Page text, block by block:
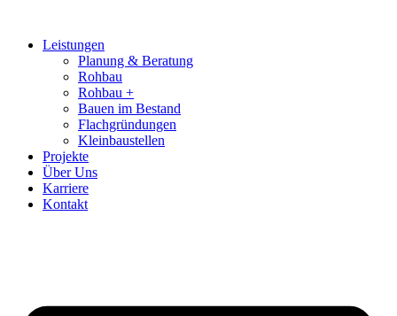
springenLeistungen
Planung & Beratung
Rohbau
Rohbau +
Bauen im Bestand
Flachgründungen
Kleinbaustellen
Projekte
Über Uns
Karriere
Kontakt